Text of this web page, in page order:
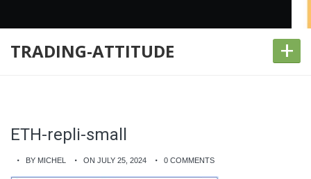
TRADING-ATTITUDE +
ETH-repli-small
BY MICHEL ON JULY 25, 2024 0 COMMENTS